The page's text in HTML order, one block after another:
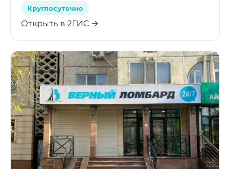
Круглосуточно
Открыть в 2ГИС →